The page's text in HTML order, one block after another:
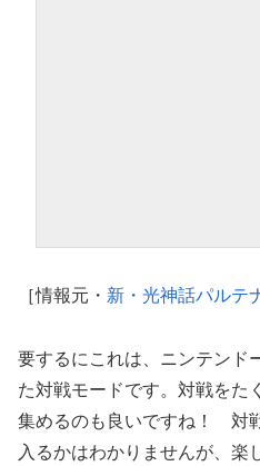
［情報元・ 新・光神話パルテ
要するにこれは、ニンテンド
た対戦モードです。対戦をた
集めるのも良いですね！ 対
入るかはわかりませんが、楽